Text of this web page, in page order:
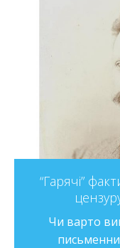
“Гарячі”
Чи варто